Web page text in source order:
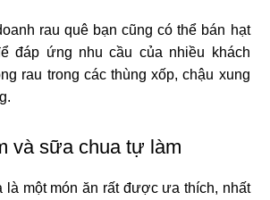
rau quê bạn cũng có thể bán hạt
đáp ứng nhu cầu của nhiều khách
rau trong các thùng xốp, chậu xung
và sữa chua tự làm
là một món ăn rất được ưa thích, nhất